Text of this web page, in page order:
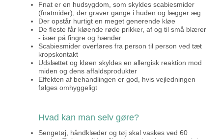
Fnat er en hudsygdom, som skyldes scabiesmider
(fnatmider), der graver gange i huden og lægger æg
Der opstår hurtigt en meget generende kløe
De fleste får kløende røde prikker, af og til små blærer
- især på fingre og hænder
Scabiesmider overføres fra person til person ved tæt
kropskontakt
Udslættet og kløen skyldes en allergisk reaktion mod
miden og dens affaldsprodukter
Effekten af behandlingen er god, hvis vejledningen
følges omhyggeligt
Hvad kan man selv gøre?
Sengetøj, håndklæder og tøj skal vaskes ved 60